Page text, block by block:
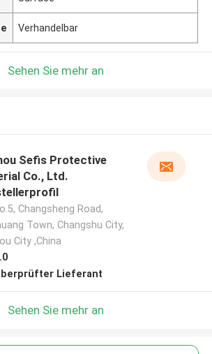
Verhandelbar
Sehen Sie mehr an
Sefis Protective
Co., Ltd.
Changsheng Road,
Town, Changshu City,
City ,China
Lieferant
Sehen Sie mehr an